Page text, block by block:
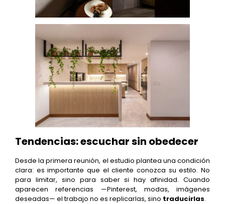
Tendencias: escuchar sin obedecer
Desde la primera reunión, el estudio plantea una condición
clara: es importante que el cliente conozca su estilo. No
para limitar, sino para saber si hay afinidad. Cuando
aparecen referencias —Pinterest, modas, imágenes
deseadas— el trabajo no es replicarlas, sino traducirlas.